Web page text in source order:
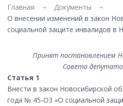
Главная
Документы
О внесении изменений в закон
социальной защите инвалидов в
Принят постановлением
Совета
Статья 1
Внести в закон Новосибирской
года № 45-О3 «О социальной